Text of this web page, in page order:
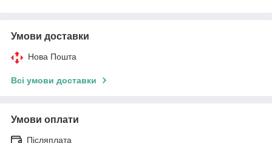
Умови доставки
Нова Пошта
Всі умови доставки
Умови оплати
Післяплата